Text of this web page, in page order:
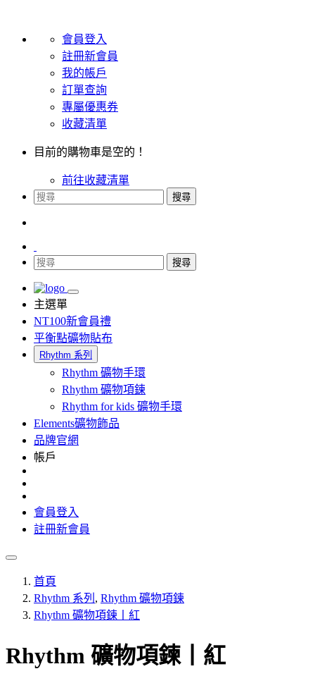
會員登入
註冊新會員
我的帳戶
訂單查詢
專屬優惠券
收藏清單
目前的購物車是空的！
前往收藏清單
搜尋
搜尋
主選單
NT100新會員禮
平衡點礦物貼布
Rhythm 系列
Rhythm 礦物手環
Rhythm 礦物項鍊
Rhythm for kids 礦物手環
Elements礦物飾品
品牌官網
帳戶
會員登入
註冊新會員
首頁
Rhythm 系列 , Rhythm 礦物項鍊
Rhythm 礦物項鍊丨紅
Rhythm 礦物項鍊丨紅